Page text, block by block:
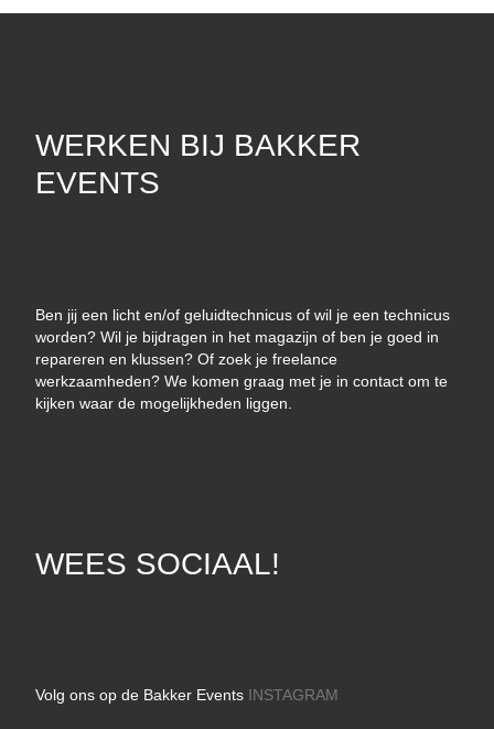
WERKEN BIJ BAKKER
EVENTS
Ben jij een licht en/of geluidtechnicus of wil je een technicus
worden? Wil je bijdragen in het magazijn of ben je goed in
repareren en klussen? Of zoek je freelance
werkzaamheden? We komen graag met je in contact om te
kijken waar de mogelijkheden liggen.
WEES SOCIAAL!
Volg ons op de Bakker Events INSTAGRAM